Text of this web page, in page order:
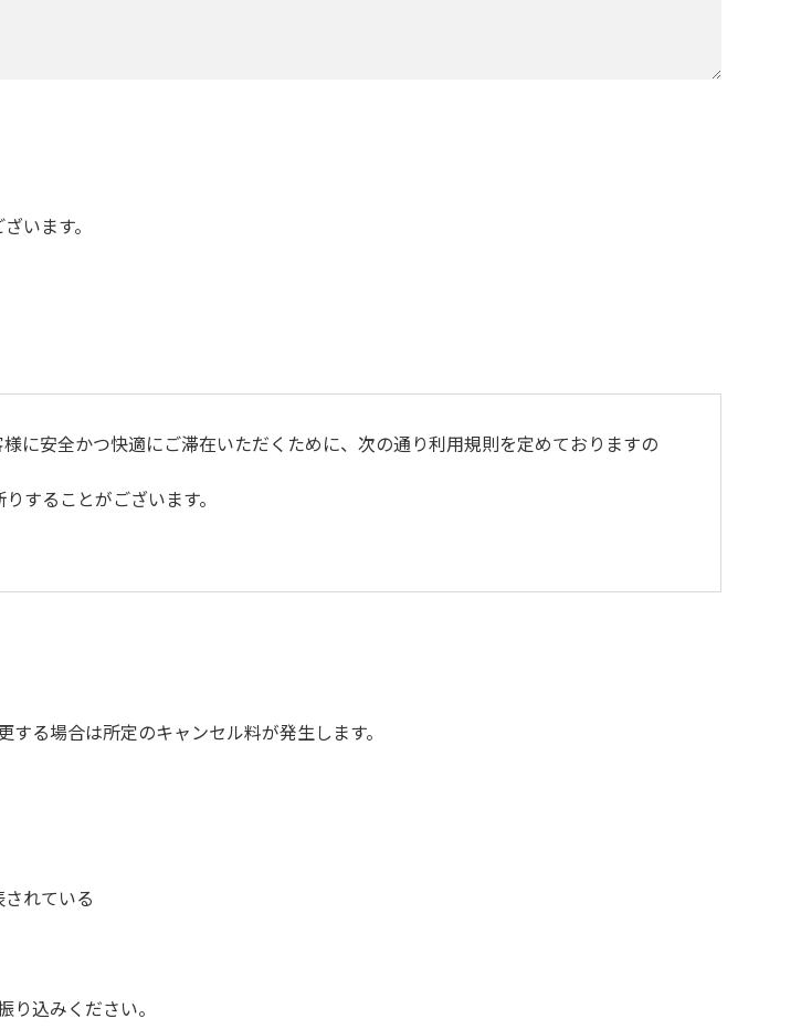
います。
に安全かつ快適にご滞在いただくために、次の通り利用規則を定めておりますの
することがございます。
なってください。
さい。ビン・缶・ペットボトルおよび不燃ゴミは持ち帰りお願いします。
所へ廃棄してください。
反する恐れのある場合には、ご利用をお断りいたします。
紛失、汚染させた場合には、相当額を弁償していただくことがあります。
、一切の責任を負いかねます。
ご遠慮ください。
イトは除く）
ないようにご配慮願います。
る場合は所定のキャンセル料が発生します。
れている
込みください。